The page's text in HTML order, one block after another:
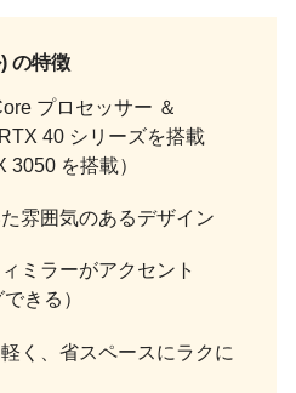
の特徴
プロセッサー ＆
40 シリーズを搭載
3050 を搭載）
雰囲気のあるデザイン
ミラーがアクセント
きる）
く、省スペースにラクに